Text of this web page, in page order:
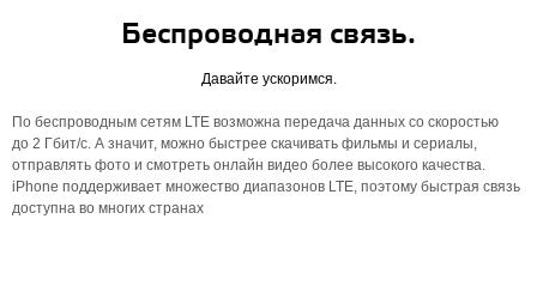
Беспроводная связь.
Давайте ускоримся.
По беспроводным сетям LTE возможна передача данных со скоростью
до 2 Гбит/с. А значит, можно быстрее скачивать фильмы и сериалы,
отправлять фото и смотреть онлайн видео более высокого качества.
iPhone поддерживает множество диапазонов LTE, поэтому быстрая связь
доступна во многих странах